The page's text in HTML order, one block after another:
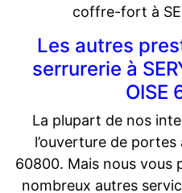
coffre-fort à
Les autres
serrurerie à
OISE
La plupart de nos
l’ouverture de portes
60800. Mais nous vous
nombreux autres